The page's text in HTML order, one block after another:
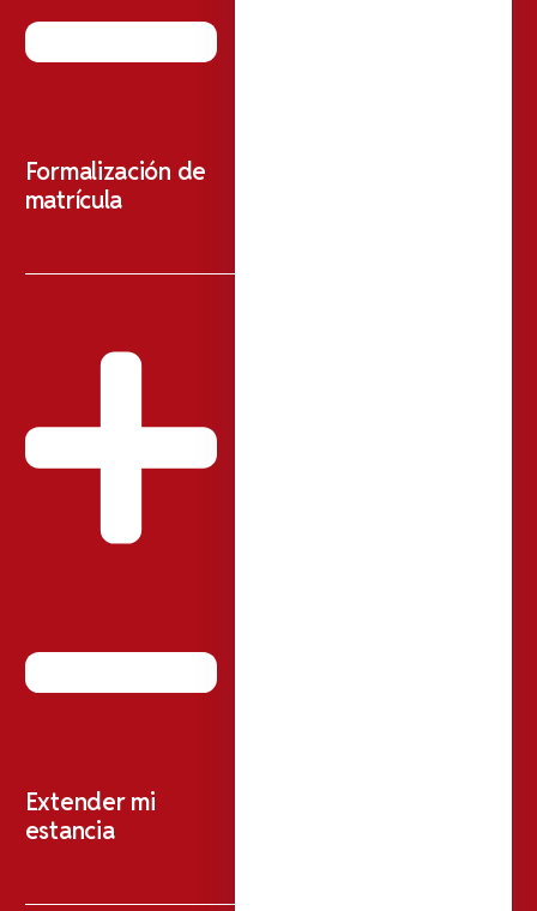
Formalización de
matrícula
Extender mi
estancia